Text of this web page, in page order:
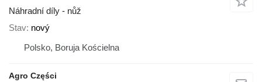
Náhradní díly - nůž
Stav nový
Polsko, Boruja Kościelna
Agro Części